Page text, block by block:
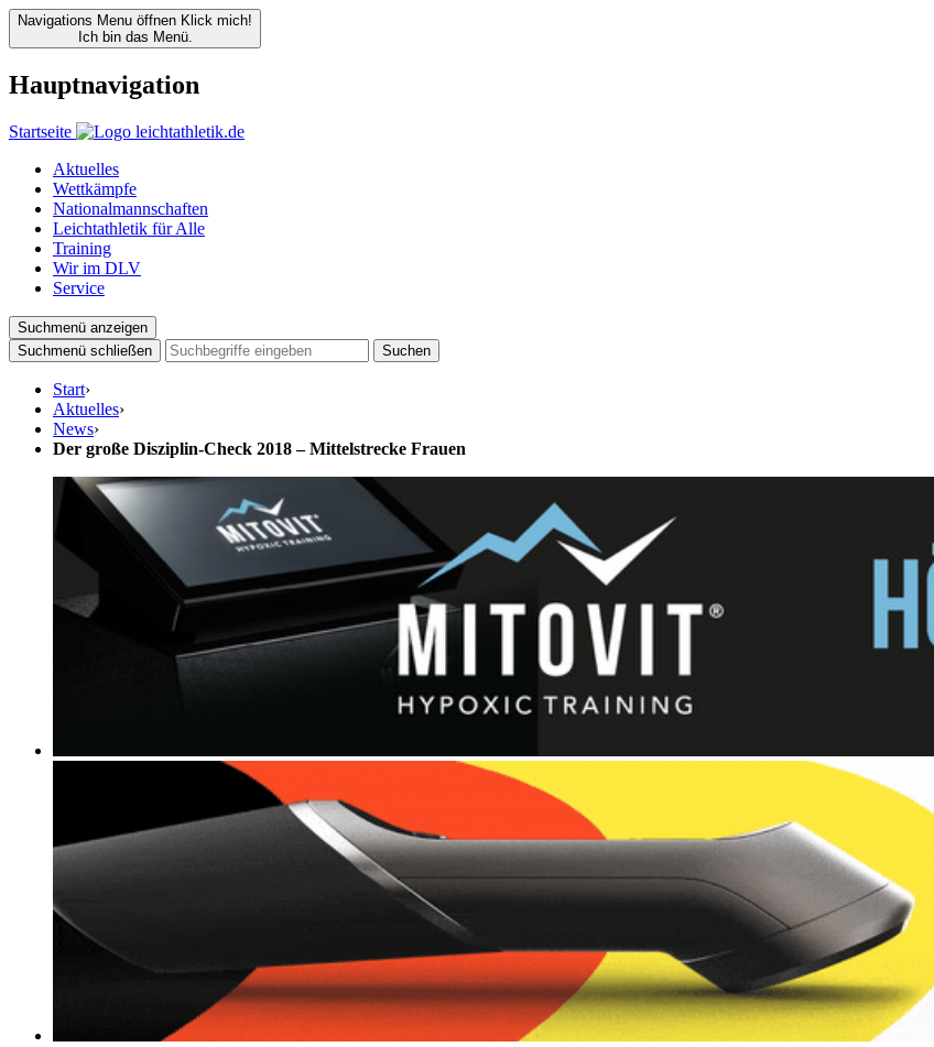
Navigations Menu öffnen Klick mich!
Ich bin das Menü.
Hauptnavigation
Startseite
Aktuelles
Wettkämpfe
Nationalmannschaften
Leichtathletik für Alle
Training
Wir im DLV
Service
Suchmenü anzeigen
Suchmenü schließen
Suchen
Start›
Aktuelles›
News›
Der große Disziplin-Check 2018 – Mittelstrecke Frauen